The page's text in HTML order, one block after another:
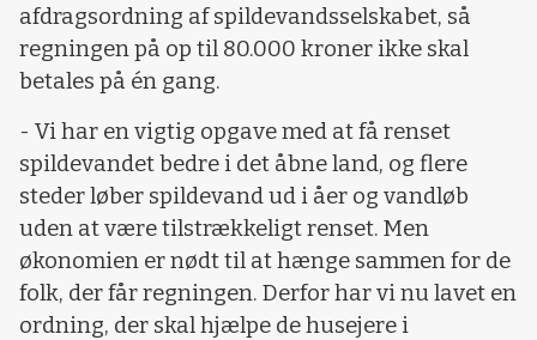
afdragsordning af spildevandsselskabet, så
regningen på op til 80.000 kroner ikke skal
betales på én gang.
- Vi har en vigtig opgave med at få renset
spildevandet bedre i det åbne land, og flere
steder løber spildevand ud i åer og vandløb
uden at være tilstrækkeligt renset. Men
økonomien er nødt til at hænge sammen for de
folk, der får regningen. Derfor har vi nu lavet en
ordning, der skal hjælpe de husejere i